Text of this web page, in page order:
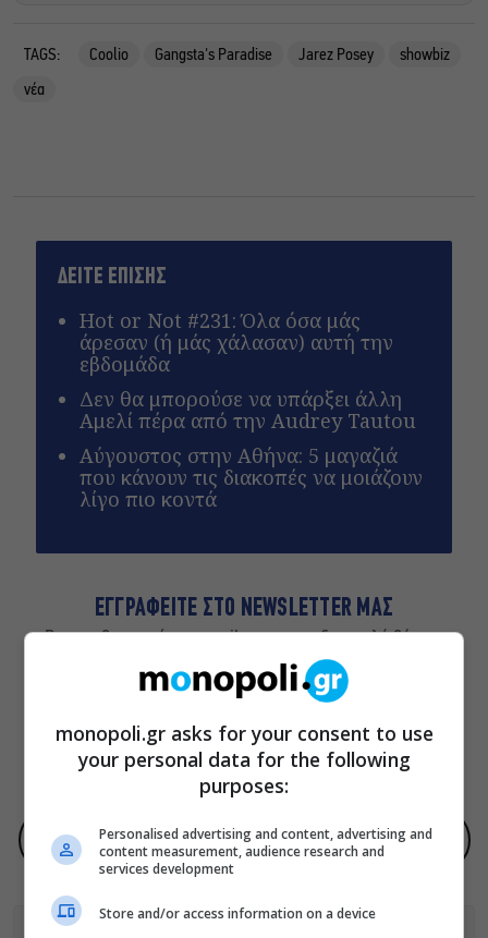
TAGS: Coolio Gangsta's Paradise Jarez Posey
showbiz
νέα
ΔΕΙΤΕ ΕΠΙΣΗΣ
Hot or Not #231: Όλα όσα μάς
άρεσαν (ή μάς χάλασαν) αυτή την
εβδομάδα
Δεν θα μπορούσε να υπάρξει άλλη
Αμελί πέρα από την Audrey Tautou
Αύγουστος στην Αθήνα: 5 μαγαζιά
που κάνουν τις διακοπές να μοιάζουν
λίγο πιο κοντά
ΕΓΓΡΑΦΕΙΤΕ ΣΤΟ NEWSLETTER ΜΑΣ
του Monopoli.gr και ό,τι καλύτερο συμβαίνει στην πόλη!
ΠΟΛΙΤΙΚΗ ΠΡΟΣΤΑΣΙΑΣ ΑΠΟΡΡΗΤΟΥ
Προσθήκη του monopoli.gr ως προτεινόμενη πηγή στην Google
monopoli.gr asks for your consent to use
your personal data for the following
purposes:
Personalised advertising and content, advertising and
content measurement, audience research and
services development
Store and/or access information on a device